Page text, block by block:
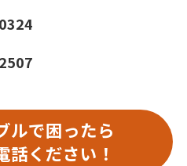
ルで困ったら
話ください！